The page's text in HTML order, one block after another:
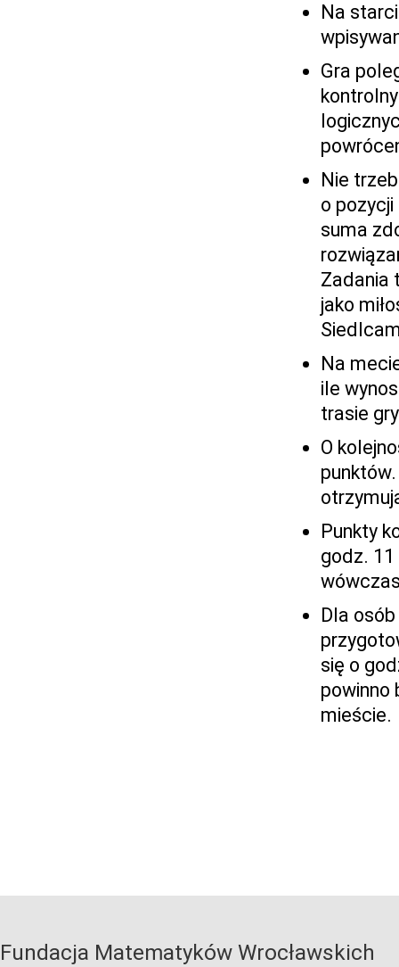
Na
Gra
Nie
o
suma
Zadania
jako
Na
ile
trasie
O
Punkty
godz. 11
Dla
się o
powinno
mieście.
Fundacja Matematyków Wrocławskich